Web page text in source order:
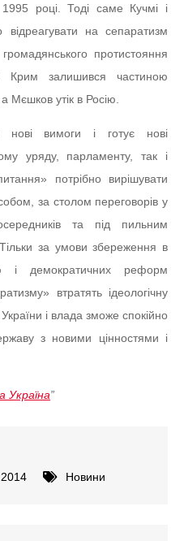
році. Тоді саме Кучмі і
на сепаратизм
протистояння
Крим залишився частиною
Мєшков утік в Росію.
нові вимоги і готує нові
уряду, парламенту, так і
потрібно вирішувати
за столом переговорів у
та під пильним
Тільки за умови збереження в
і демократичних реформ
втратять ідеологічну
і влада зможе спокійно
з новими цінностями і
Україна”
Новини